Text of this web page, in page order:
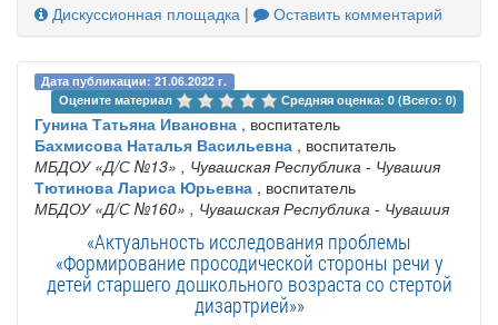
Дискуссионная площадка | Оставить комментарий
Дата публикации: 21.06.2022 г.
Оцените материал
Средняя оценка: 0 (Всего: 0)
Гунина Татьяна Ивановна , воспитатель
Бахмисова Наталья Васильевна , воспитатель
МБДОУ «Д/С №13» , Чувашская Республика - Чувашия
Тютинова Лариса Юрьевна , воспитатель
МБДОУ «Д/С №160» , Чувашская Республика - Чувашия
«Актуальность исследования проблемы
«Формирование просодической стороны речи у
детей старшего дошкольного возраста со стертой
дизартрией»»